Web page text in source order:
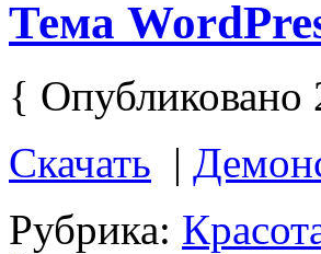
Тема
{
Скачать |
Рубрика: